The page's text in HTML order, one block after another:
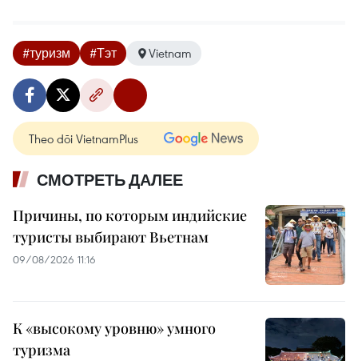
#туризм #Тэт Vietnam
Theo dõi VietnamPlus
СМОТРЕТЬ ДАЛЕЕ
Причины, по которым индийские
туристы выбирают Вьетнам
09/08/2026 11:16
К «высокому уровню» умного
туризма